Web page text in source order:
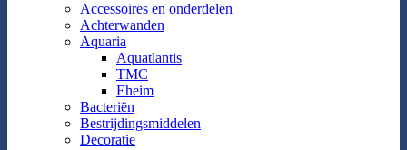
Accessoires en onderdelen
Achterwanden
Aquaria
Aquatlantis
TMC
Eheim
Bacteriën
Bestrijdingsmiddelen
Decoratie